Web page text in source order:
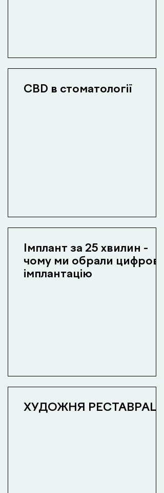
CBD в стоматології
Імплант за 25 хвилин -
чому ми обрали цифрову
імплантацію
ХУДОЖНЯ РЕСТАВРАЦІЯ